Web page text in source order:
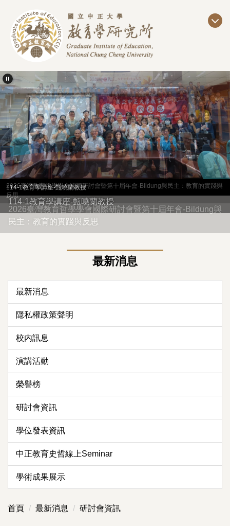
主
容
區
2026臺灣教育哲學學會國際研討會暨第十屆年會-Bildung與民主：教育的實踐與
反思
2026臺灣教育哲學學會國際研討會暨第十屆年會-Bildung與
民主：教育的實踐與反思
114-1教育學講座-甄曉蘭教授
114-1教育學講座-甄曉蘭教授
最新消息
最新消息
隱私權政策聲明
校内訊息
演講活動
榮譽榜
研討會資訊
學位發表資訊
中正教育史哲線上Seminar
學術成果展示
首頁 最新消息 研討會資訊